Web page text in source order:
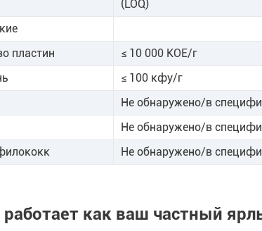
(LOQ)
пластин
≤ 10 000 КОЕ/г
≤ 100 кфу/г
Не обнаружено/в
Не обнаружено/в
Не обнаружено/в
работает как ваш частный